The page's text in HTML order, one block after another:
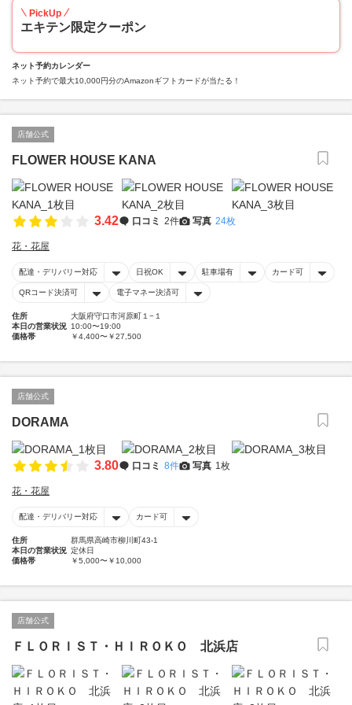
PickUp
エキテン限定クーポン
ネット予約カレンダー
ネット予約で最大10,000円分のAmazonギフトカードが当たる！
店舗公式
FLOWER HOUSE KANA
3.42 口コミ 2件 写真 24枚
花・花屋
配達・デリバリー対応 日祝OK 駐車場有 カード可
QRコード決済可 電子マネー決済可
住所
大阪府守口市河原町１−１
本日の営業状況 10:00〜19:00
価格帯
￥4,400〜￥27,500
店舗公式
DORAMA
3.80 口コミ 8件 写真 1枚
花・花屋
配達・デリバリー対応 カード可
住所
群馬県高崎市柳川町43-1
本日の営業状況 定休日
価格帯
￥5,000〜￥10,000
店舗公式
ＦＬＯＲＩＳＴ・ＨＩＲＯＫＯ 北浜店